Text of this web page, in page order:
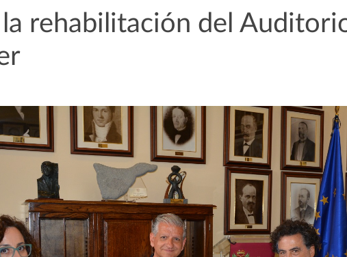
rehabilitación del